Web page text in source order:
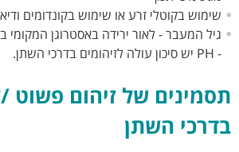
שימוש בקוטלי זרע או שימוש בקונדומים
גיל המעבר - לאור ירידה באסטרוגן המקומי
- PH יש סיכון עולה לזיהומים בדרכי השתן.
תסמינים של זיהום פשוט
בדרכי השתן